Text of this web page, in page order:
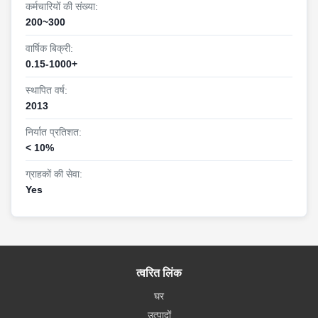
हमसे संपर्क करने के लिए आपका स्वागत है ~
कर्मचारियों की संख्या:
200~300
वार्षिक बिक्री:
0.15-1000+
स्थापित वर्ष:
2013
निर्यात प्रतिशत:
< 10%
ग्राहकों की सेवा:
Yes
त्वरित लिंक
घर
उत्पादों